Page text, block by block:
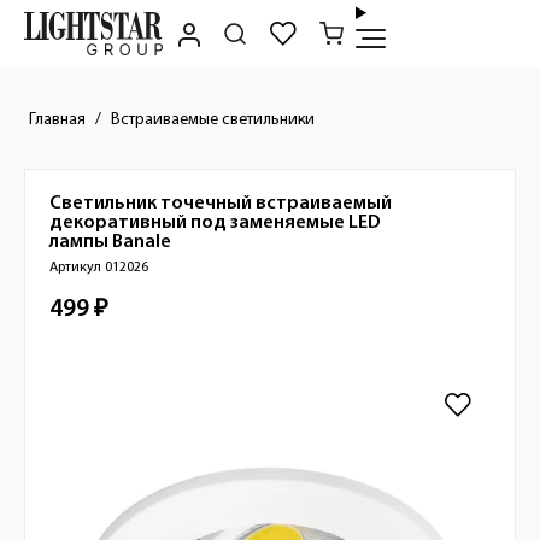
Главная Встраиваемые светильники
Краткое описание товара
Светильник точечный встраиваемый
декоративный под заменяемые LED
лампы Banale
Артикул 012026
Стоимость товара
499 ₽